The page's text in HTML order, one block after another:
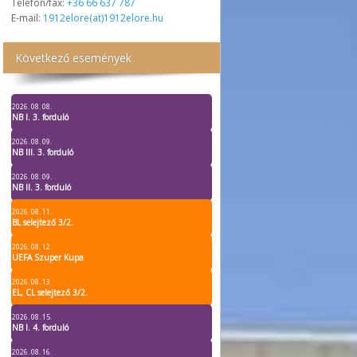
Telefon/fax: +36 66 637 787
E-mail: 1912elore(at)1912elore.hu
Következő események
2026. 08. 08.
NB I. 3. forduló
2026. 08. 09.
NB III. 3. forduló
2026. 08. 09.
NB II. 3. forduló
2026. 08. 11.
BL selejtező 3/2.
2026. 08. 12.
UEFA Szuper Kupa
2026. 08. 13.
EL, CL selejtező 3/2.
2026. 08. 15.
NB I. 4. forduló
2026. 08. 16.